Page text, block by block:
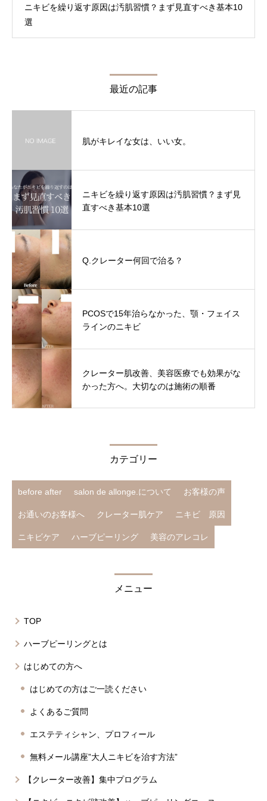
Q.クレーター何回で治る？
最近の記事
肌がキレイな女は、いい女。
ニキビを繰り返す原因は汚肌習慣？まず見
直すべき基本10選
Q.クレーター何回で治る？
PCOSで15年治らなかった、顎・フェイス
ラインのニキビ
クレーター肌改善、美容医療でも効果がな
かった方へ。大切なのは施術の順番
カテゴリー
before after salon de allonge.について お客様の声
お通いのお客様へ クレーター肌ケア ニキビ 原因
ニキビケア ハーブピーリング 美容のアレコレ
メニュー
TOP
ハーブピーリングとは
はじめての方へ
はじめての方はご一読ください
よくあるご質問
エステティシャン、プロフィール
無料メール講座”大人ニキビを治す方法”
【クレーター改善】集中プログラム